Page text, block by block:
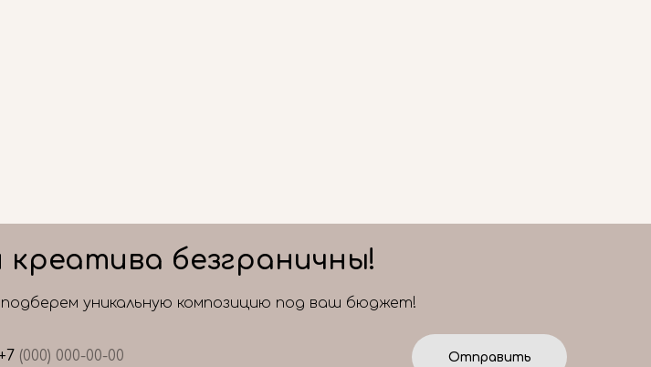
Отправить
безграничны!
уникальную композицию под ваш бюджет!